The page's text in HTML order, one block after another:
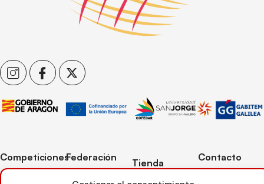
Competiciones
Competiciones
Federación
Tienda
Mi cuenta
Contacto